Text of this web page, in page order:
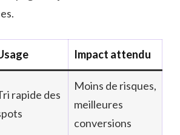
Impact attendu
rapide des
Moins de risques,
meilleures
conversions